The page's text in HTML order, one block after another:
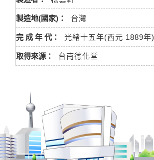
製造地(國家)： 台灣
完 成 年 代： 光緒十五年(西元 1889年)
取得來源： 台南德化堂